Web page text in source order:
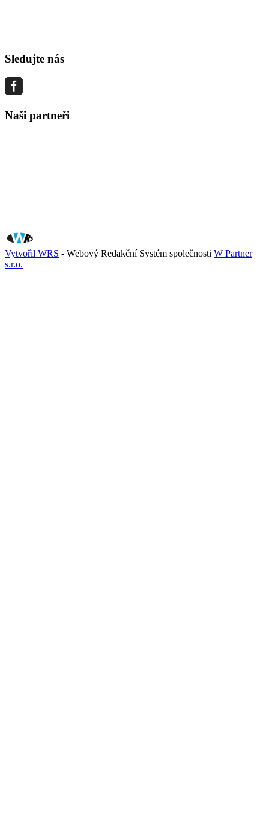
Sledujte nás
Naši partneři
Vytvořil WRS - Webový Redakční Systém společnosti W Partner
s.r.o.